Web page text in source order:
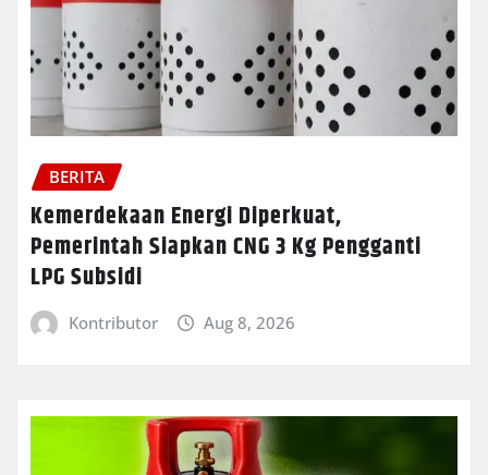
BERITA
Kemerdekaan Energi Diperkuat,
Pemerintah Siapkan CNG 3 Kg Pengganti
LPG Subsidi
Kontributor Aug 8, 2026